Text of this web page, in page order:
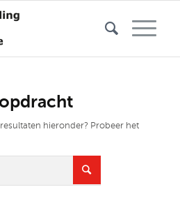
hieronder? Probeer het